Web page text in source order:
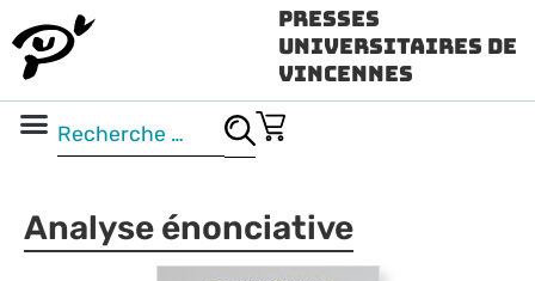
Presses
Universitaires de
Vincennes
Analyse énonciative